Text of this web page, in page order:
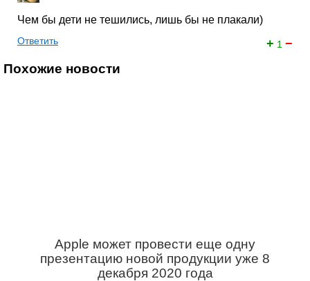
Чем бы дети не тешились, лишь бы не плакали)
+ 1 −
Ответить
Похожие новости
Apple может провести еще одну
презентацию новой продукции уже 8
декабря 2020 года